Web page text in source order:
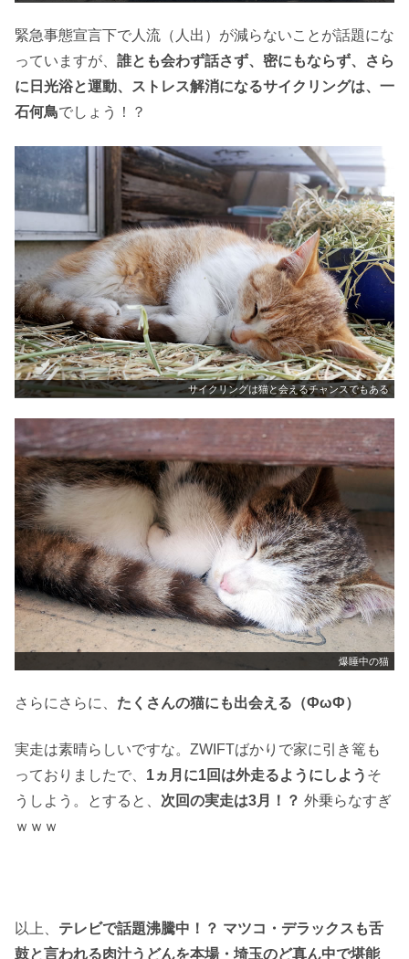
緊急事態宣言下で人流（人出）が減らないことが話題にな
っていますが、 誰とも会わず話さず、密にもならず、さら
に日光浴と運動、ストレス解消になるサイクリングは、一
石何鳥でしょう！？
サイクリングは猫と会えるチャンスでもある
爆睡中の猫
さらにさらに、 たくさんの猫にも出会える（ФωФ）
実走は素晴らしいですな。ZWIFTばかりで家に引き篭も
っておりましたで、 1ヵ月に1回は外走るようにしよう そ
うしよう。とすると、 次回の実走は3月！？ 外乗らなすぎ
ｗｗｗ
以上、 テレビで話題沸騰中！？ マツコ・デラックスも舌
鼓と言われる肉汁うどんを本場・埼玉のど真ん中で堪能